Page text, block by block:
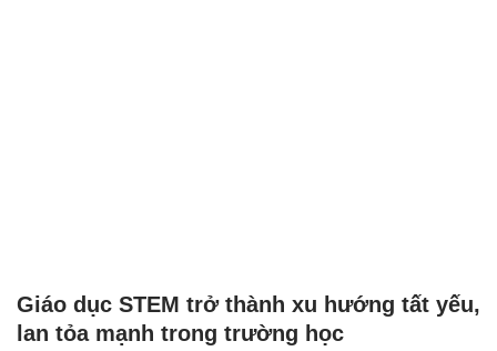
Giáo dục STEM trở thành xu hướng tất yếu,
lan tỏa mạnh trong trường học